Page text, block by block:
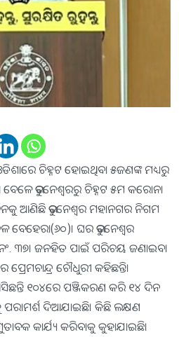
ଚିହ୍ନଟ ହୋଇଥିବା ୫ଜଣଙ୍କ ମଧ୍ୟରୁ
ଭୁବନେଶ୍ୱରରୁ ଚିହ୍ନଟ ୫ମ କରୋନା
ଆଣିଛି ଭୁବନେଶ୍ୱର ମହାନଗର ନିଗମ
ବେହେରା(୬୦)। ଘର ଭୁବନେଶ୍ୱର
୩୭। ଜନହିତ ପାଇଁ ପରିଚୟ ଜଣାଇବା
ଚୌଧୁରୀ କହିଛନ୍ତି।
୧୦୪ରେ ପଞ୍ଜିକରଣ କରି ୧୪ ଦିନ
ପରାମର୍ଶ ଦିଆଯାଇଛି। କିଛି ଲକ୍ଷଣ
କାର୍ଯ୍ୟ କରିବାକୁ କୁହାଯାଇଛି।